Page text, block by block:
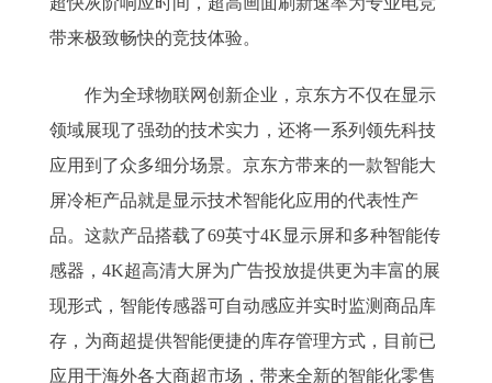
带来极致畅快的竞技体验。
作为全球物联网创新企业，京东方不仅在显示
领域展现了强劲的技术实力，还将一系列领先科技
应用到了众多细分场景。京东方带来的一款智能大
屏冷柜产品就是显示技术智能化应用的代表性产
品。这款产品搭载了69英寸4K显示屏和多种智能传
感器，4K超高清大屏为广告投放提供更为丰富的展
现形式，智能传感器可自动感应并实时监测商品库
存，为商超提供智能便捷的库存管理方式，目前已
应用于海外各大商超市场，带来全新的智能化零售